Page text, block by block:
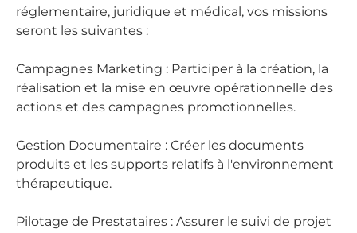
réglementaire, juridique et médical, vos missions
seront les suivantes :
Campagnes Marketing : Participer à la création, la
réalisation et la mise en œuvre opérationnelle des
actions et des campagnes promotionnelles.
Gestion Documentaire : Créer les documents
produits et les supports relatifs à l'environnement
thérapeutique.
Pilotage de Prestataires : Assurer le suivi de projet